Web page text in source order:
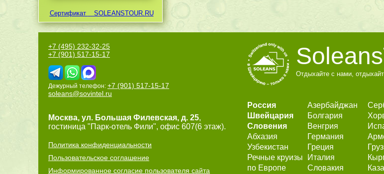
Сертификат SOLEANSTOUR.RU
+7 (495) 232-32-25
+7 (901) 517-15-17
Дежурный телефон: +7 (901) 517-15-17
soleans@sovintel.ru
Москва, ул. Большая Филевская, д. 25,
гостиница "Парк-отель Фили", офис 607(6 этаж).
Политика конфиденциальности
Пользовательское соглашение
Информированное согласие пользователя сайта
Отдыхайте с нами,
Россия
Швейцария
Словения
Абхазия
Узбекистан
Речные круизы
по Европе
Азербайджан
Болгария
Венгрия
Германия
Греция
Италия
Словакия